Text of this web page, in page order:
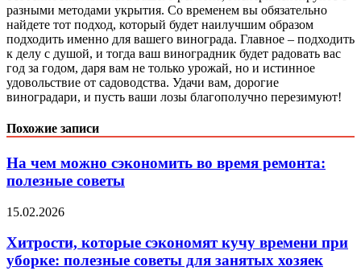
разными методами укрытия. Со временем вы обязательно
найдете тот подход, который будет наилучшим образом
подходить именно для вашего винограда. Главное – подходить
к делу с душой, и тогда ваш виноградник будет радовать вас
год за годом, даря вам не только урожай, но и истинное
удовольствие от садоводства. Удачи вам, дорогие
виноградари, и пусть ваши лозы благополучно перезимуют!
Похожие записи
На чем можно сэкономить во время ремонта:
полезные советы
15.02.2026
Хитрости, которые сэкономят кучу времени при
уборке: полезные советы для занятых хозяек